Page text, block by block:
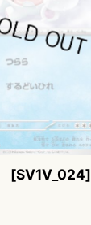
[SV1V_024]